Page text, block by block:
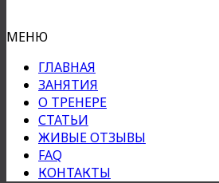
МЕНЮ
ГЛАВНАЯ
ЗАНЯТИЯ
О ТРЕНЕРЕ
СТАТЬИ
ЖИВЫЕ ОТЗЫВЫ
FAQ
КОНТАКТЫ